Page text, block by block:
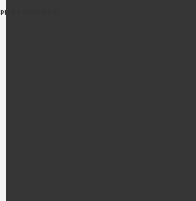
PUNT OCUPACIÓ